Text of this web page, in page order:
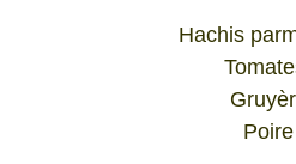
Hachis
Poire